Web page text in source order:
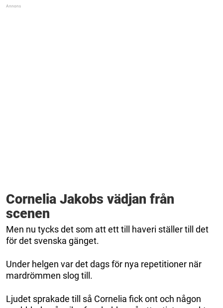
Cornelia Jakobs vädjan från
scenen
Men nu tycks det som att ett till haveri ställer till det
för det svenska gänget.
Under helgen var det dags för nya repetitioner när
mardrömmen slog till.
Ljudet sprakade till så Cornelia fick ont och någon